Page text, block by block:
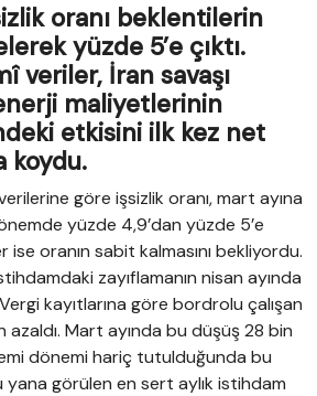
oranı beklentilerin
yüzde 5’e çıktı.
veriler, İran savaşı
maliyetlerinin
etkisini ilk kez net
koydu.
göre işsizlik oranı, mart ayına
yüzde 4,9’dan yüzde 5’e
oranın sabit kalmasını bekliyordu.
zayıflamanın nisan ayında
Vergi kayıtlarına göre bordrolu çalışan
azaldı. Mart ayında bu düşüş 28 bin
dönemi hariç tutulduğunda bu
yana görülen en sert aylık istihdam